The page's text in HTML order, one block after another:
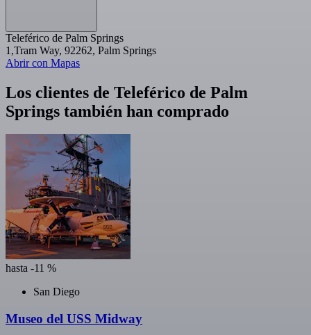
Teleférico de Palm Springs
1,Tram Way, 92262, Palm Springs
Abrir con Mapas
Los clientes de Teleférico de Palm
Springs también han comprado
hasta -11 %
San Diego
Museo del USS Midway